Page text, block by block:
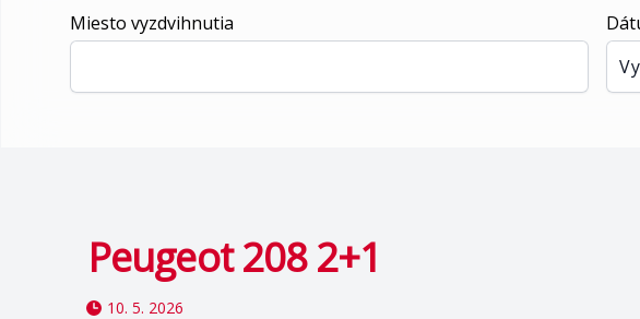
Miesto vyzdvihnutia
Peugeot 208 2+1
10. 5. 2026